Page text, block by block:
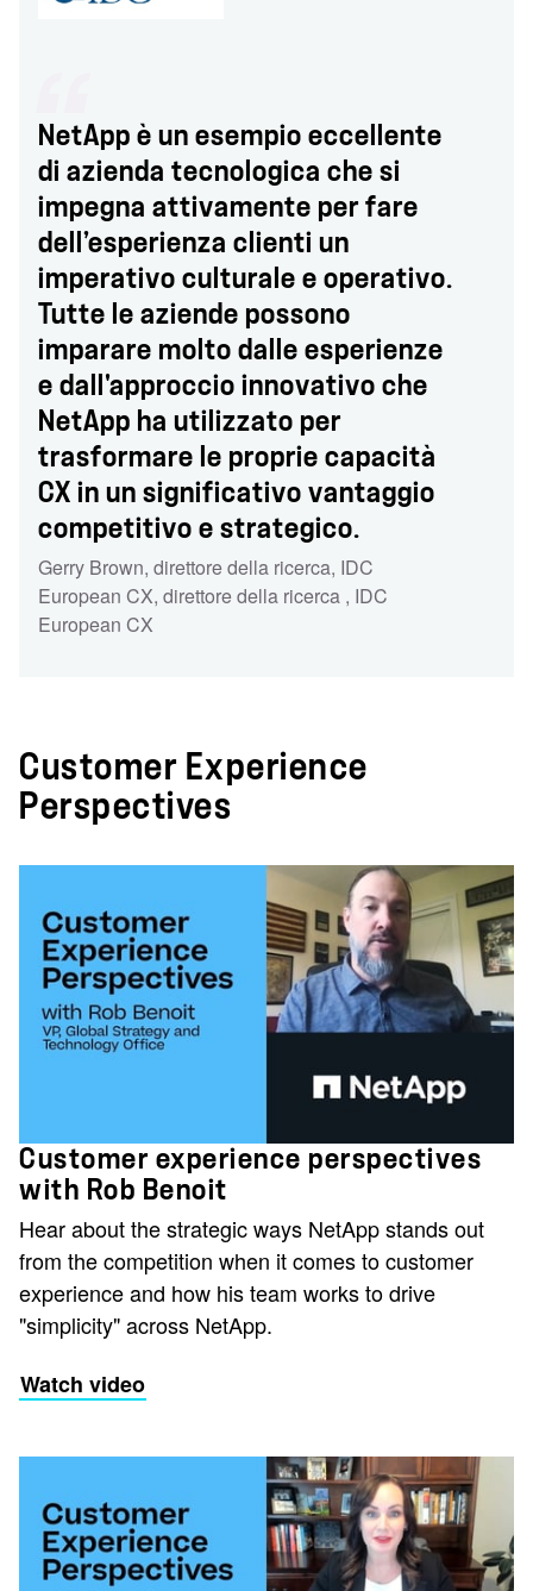
NetApp è un esempio eccellente
di azienda tecnologica che si
impegna attivamente per fare
dell’esperienza clienti un
imperativo culturale e operativo.
Tutte le aziende possono
imparare molto dalle esperienze
e dall'approccio innovativo che
NetApp ha utilizzato per
trasformare le proprie capacità
CX in un significativo vantaggio
competitivo e strategico.
Gerry Brown, direttore della ricerca, IDC
European CX, direttore della ricerca , IDC
European CX
Customer Experience
Perspectives
Customer experience perspectives
with Rob Benoit
Hear about the strategic ways NetApp stands out
from the competition when it comes to customer
experience and how his team works to drive
"simplicity" across NetApp.
Watch video